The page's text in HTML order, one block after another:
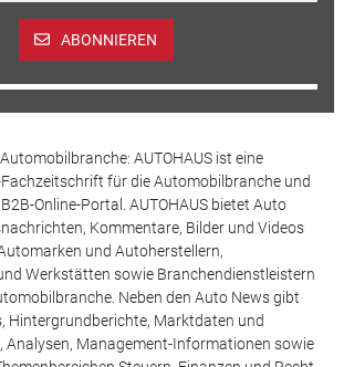
ABONNIEREN
AUTOHAUS ist eine
für die Automobilbranche und
Online-Portal. AUTOHAUS bietet Auto
Kommentare, Bilder und Videos
und Autoherstellern,
Werkstätten sowie Branchendienstleistern
Neben den Auto News gibt
Hintergrundberichte, Marktdaten und
Analysen, Management-Informationen sowie